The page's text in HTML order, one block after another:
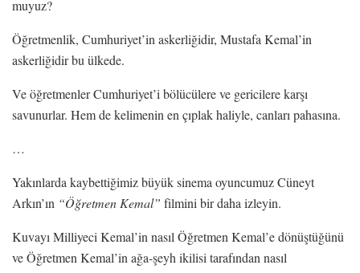
muyuz?
Öğretmenlik, Cumhuriyet’in askerliğidir, Mustafa Kemal’in
askerliğidir bu ülkede.
Ve öğretmenler Cumhuriyet’i bölücülere ve gericilere karşı
savunurlar. Hem de kelimenin en çıplak haliyle, canları pahasına.
…
Yakınlarda kaybettiğimiz büyük sinema oyuncumuz Cüneyt
Arkın’ın “Öğretmen Kemal” filmini bir daha izleyin.
Kuvayı Milliyeci Kemal’in nasıl Öğretmen Kemal’e dönüştüğünü
ve Öğretmen Kemal’in ağa-şeyh ikilisi tarafından nasıl